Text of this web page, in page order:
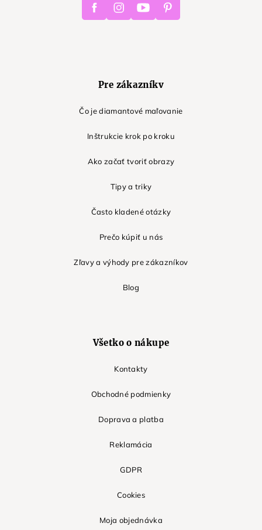
Pre zákazníkv
Čo je diamantové maľovanie
Inštrukcie krok po kroku
Ako začať tvoriť obrazy
Tipy a triky
Často kladené otázky
Prečo kúpiť u nás
Zľavy a výhody pre zákazníkov
Blog
Všetko o nákupe
Kontakty
Obchodné podmienky
Doprava a platba
Reklamácia
GDPR
Cookies
Moja objednávka